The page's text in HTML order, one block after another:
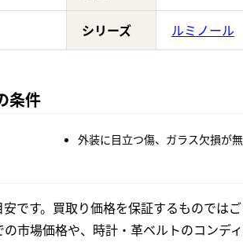
シリーズ ルミノール
条件
外装に目立つ傷、ガラス欠損が
です。買取り価格を保証するものではご
市場価格や、時計・革ベルトのコンデ